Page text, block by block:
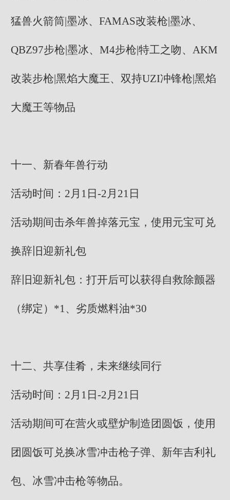
猛兽火箭筒|墨冰、FAMAS改装枪|墨冰、
QBZ97步枪|墨冰、M4步枪|特工之吻、AKM
改装步枪|黑焰大魔王、双持UZI冲锋枪|黑焰
大魔王等物品
十一、新春年兽行动
活动时间：2月1日-2月21日
活动期间击杀年兽掉落元宝，使用元宝可兑
换辞旧迎新礼包
辞旧迎新礼包：打开后可以获得自救除颤器
（绑定）*1、劣质燃料油*30
十二、共享佳肴，未来继续同行
活动时间：2月1日-2月21日
活动期间可在营火或壁炉制造团圆饭，使用
团圆饭可兑换冰雪冲击枪子弹、新年吉利礼
包、冰雪冲击枪等物品。